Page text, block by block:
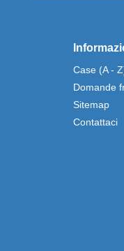
Case (A -
Domande
Sitemap
Contattaci